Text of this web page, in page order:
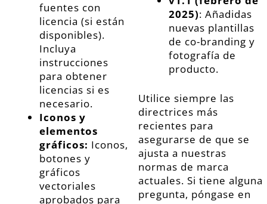
fuentes con
licencia (si están
disponibles).
Incluya
instrucciones
para obtener
licencias si es
necesario.
Iconos y
elementos
gráficos: Iconos,
botones y
gráficos
vectoriales
aprobados para
2025): Añadidas
nuevas plantillas
de co-branding y
fotografía de
producto.
Utilice siempre las
directrices más
recientes para
asegurarse de que se
ajusta a nuestras
normas de marca
actuales. Si tiene alguna
pregunta, póngase en